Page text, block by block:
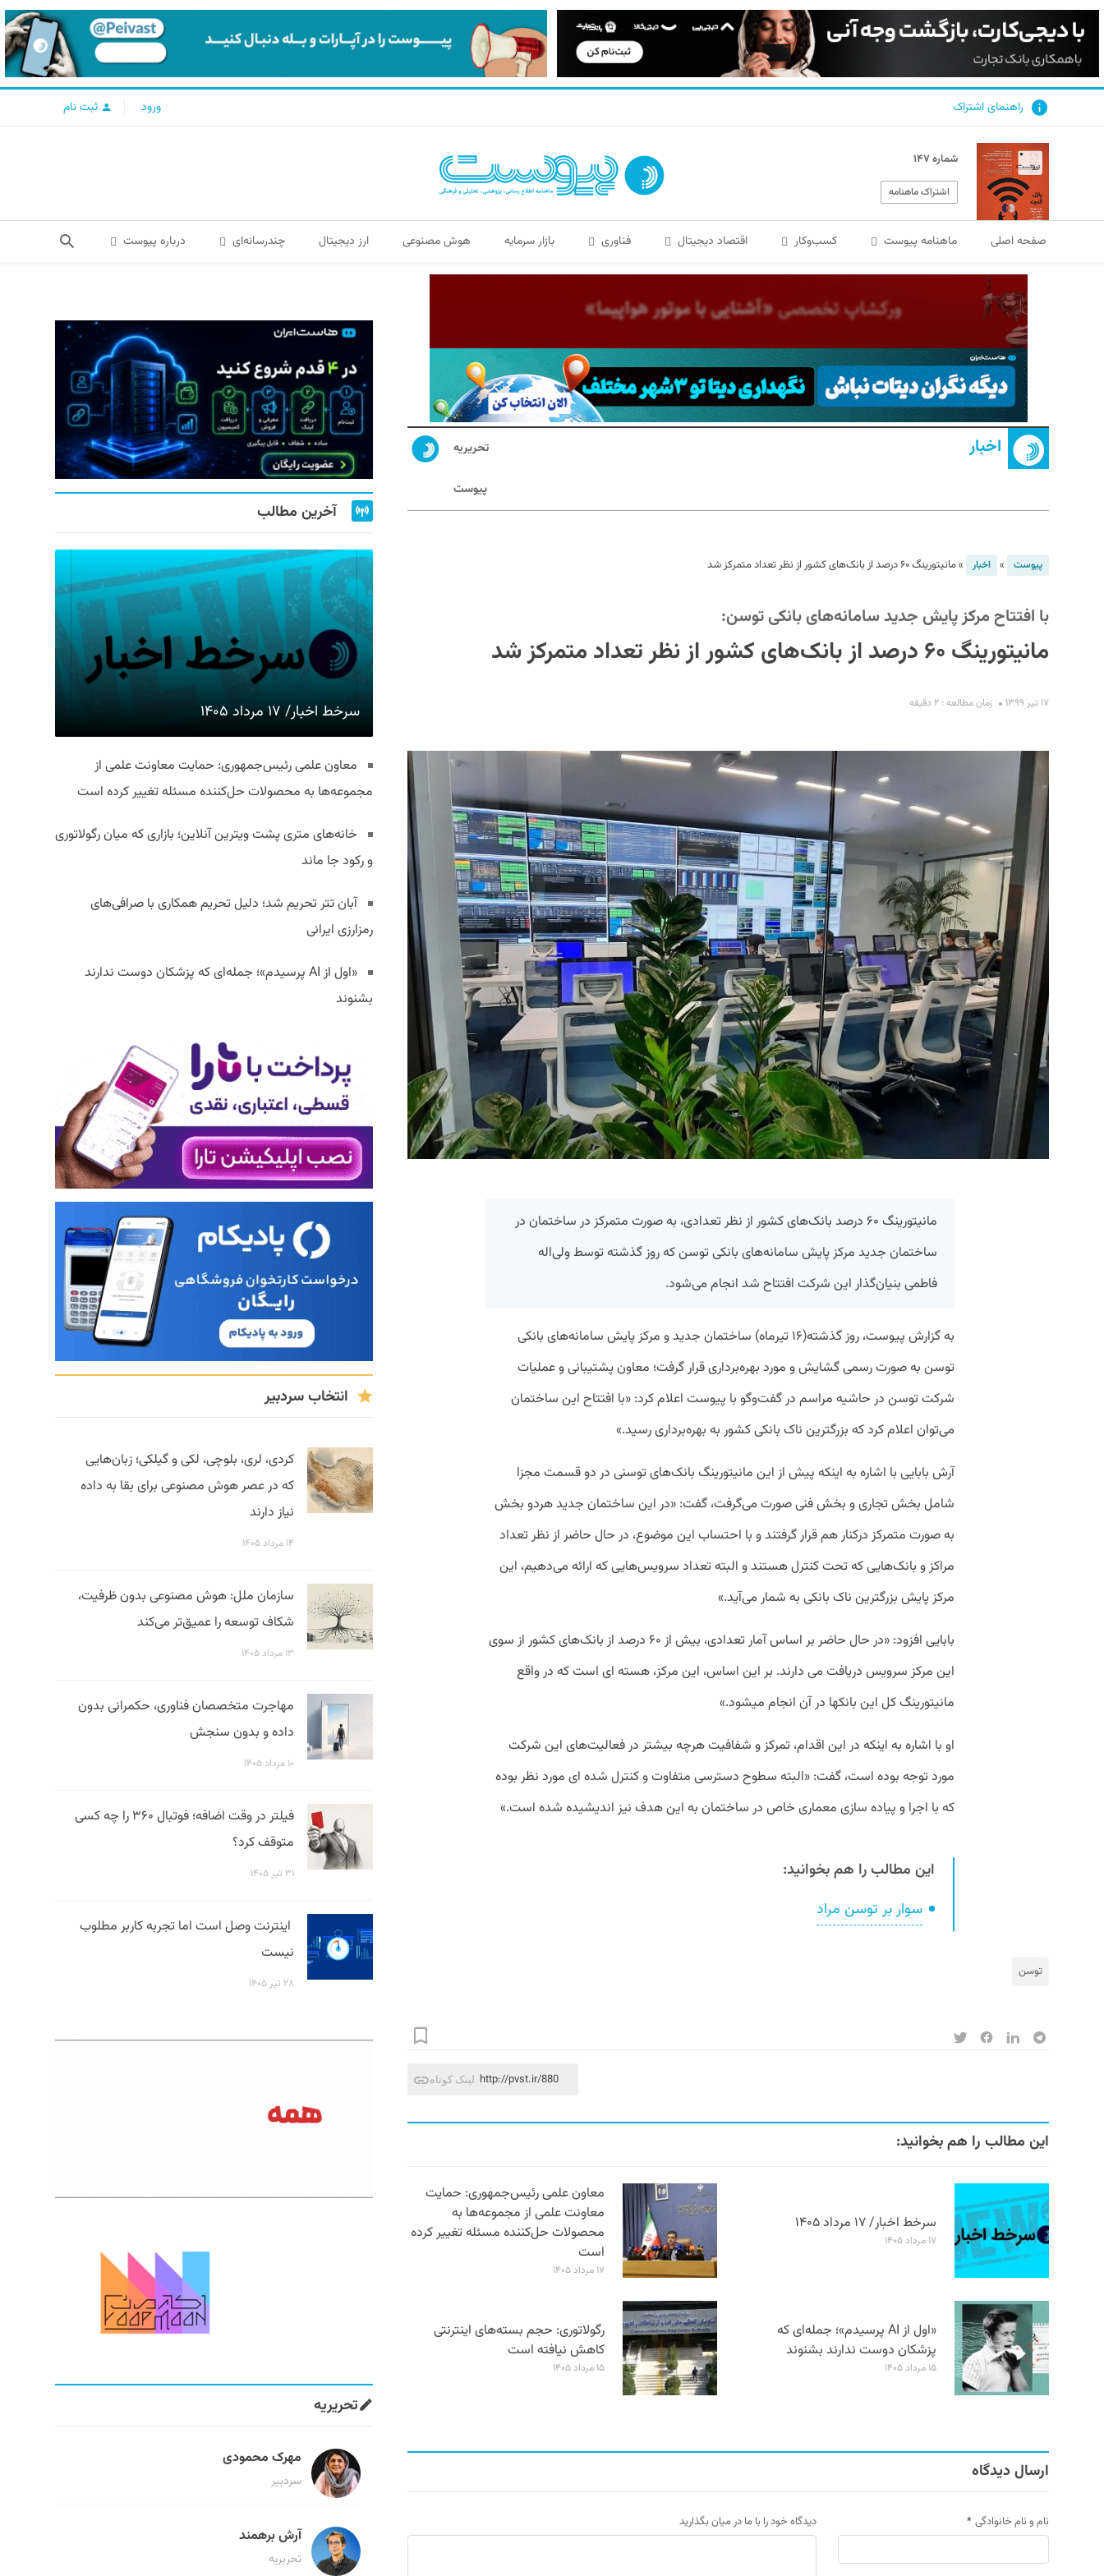
راهنمای اشتراک ورود ثبت نام
شماره ۱۴۷
اشتراک ماهنامه
صفحه اصلی ماهنامه پیوست کسب‌و‌کار اقتصاد دیجیتال فناوری بازار سرمایه هوش مصنوعی ارز دیجیتال چندرسانه‌ای درباره پیوست
اخبار تحریریه
پیوست
پیوست » اخبار »مانیتورینگ ۶۰ درصد از بانک‌های کشور از نظر تعداد متمرکز شد
با افتتاح مرکز پایش جدید سامانه‌های بانکی توسن:
مانیتورینگ ۶۰ درصد از بانک‌های کشور از نظر تعداد متمرکز شد
۱۷ تیر ۱۳۹۹ زمان مطالعه : ۲ دقیقه
مانیتورینگ ۶۰ درصد بانک‌های کشور از نظر تعدادی، به صورت متمرکز در ساختمان در
ساختمان جدید مرکز پایش سامانه‌های بانکی توسن که روز گذشته توسط ولی‌اله
فاطمی بنیان‌گذار این شرکت افتتاح شد انجام می‌شود.
به گزارش پیوست، روز گذشته(۱۶ تیرماه) ساختمان جدید و مرکز پایش سامانه‌های بانکی
توسن به صورت رسمی گشایش و مورد بهره‌برداری قرار گرفت؛ معاون پشتیبانی و عملیات
شرکت توسن در حاشیه مراسم در گفت‌وگو با پیوست اعلام کرد: «با افتتاح این ساختمان
می‌توان اعلام کرد که بزرگترین ناک بانکی کشور به بهره‌برداری رسید.»
آرش بابایی با اشاره به اینکه پیش از این مانیتورینگ بانک‌های توسنی در دو قسمت مجزا
شامل بخش تجاری و بخش فنی صورت می‌گرفت، گفت: «در این ساختمان جدید هردو بخش
به صورت متمرکز درکنار هم قرار گرفتند و با احتساب این موضوع، در حال حاضر از نظر تعداد
مراکز و بانک‌هایی که تحت کنترل هستند و البته تعداد سرویس‌هایی که ارائه می‌دهیم، این
مرکز پایش بزرگترین ناک بانکی به شمار می‌آید.»
بابایی افزود: «در حال حاضر بر اساس آمار تعدادی، بیش از ۶۰ درصد از بانک‌های کشور از سوی
این مرکز سرویس دریافت می دارند. بر این اساس، این مرکز، هسته ای است که در واقع
مانیتورینگ کل این بانکها در آن انجام می­شود.»
او با اشاره به اینکه در این اقدام، تمرکز و شفافیت هرچه بیشتر در فعالیت‌های این شرکت
مورد توجه بوده است، گفت: «البته سطوح دسترسی متفاوت و کنترل شده ای مورد نظر بوده
که با اجرا و پیاده سازی معماری خاص در ساختمان به این هدف نیز اندیشیده شده است.»
این مطالب را هم بخوانید:
سوار بر توسن مراد
توسن
لینک کوتاه http://pvst.ir/880
این مطالب را هم بخوانید:
سرخط اخبار/ ۱۷ مرداد ۱۴۰۵
۱۷ مرداد ۱۴۰۵
معاون علمی رئیس‌جمهوری: حمایت
معاونت علمی از مجموعه‌ها به
محصولات حل‌کننده مسئله تغییر کرده
است
۱۷ مرداد ۱۴۰۵
«اول از AI پرسیدم»؛ جمله‌ای که
پزشکان دوست ندارند بشنوند
۱۵ مرداد ۱۴۰۵
رگولاتوری: حجم بسته‌های اینترنتی
کاهش نیافته است
۱۵ مرداد ۱۴۰۵
ارسال دیدگاه
نام و نام خانوادگی * دیدگاه خود را با ما در میان بگذارید
آخرین مطالب
سرخط اخبار/ ۱۷ مرداد ۱۴۰۵
معاون علمی رئیس‌جمهوری: حمایت معاونت علمی از
مجموعه‌ها به محصولات حل‌کننده مسئله تغییر کرده است
خانه‌های متری پشت ویترین آنلاین؛ بازاری که میان رگولاتوری
و رکود جا ماند
آبان تتر تحریم شد؛ دلیل تحریم همکاری با صرافی‌های
رمزارزی ایرانی
«اول از AI پرسیدم»؛ جمله‌ای که پزشکان دوست ندارند
بشنوند
انتخاب سردبیر
کردی، لری، بلوچی، لکی و گیلکی؛ زبان‌هایی
که در عصر هوش مصنوعی برای بقا به داده
نیاز دارند
۱۴ مرداد ۱۴۰۵
سازمان ملل: هوش مصنوعی بدون ظرفیت،
شکاف توسعه را عمیق‌تر می‌کند
۱۳ مرداد ۱۴۰۵
مهاجرت متخصصان فناوری، حکمرانی بدون
داده و بدون سنجش
۱۰ مرداد ۱۴۰۵
فیلتر در وقت اضافه؛ فوتبال ۳۶۰ را چه کسی
متوقف کرد؟
۳۱ تیر ۱۴۰۵
اینترنت وصل است اما تجربه کاربر مطلوب
نیست
۲۸ تیر ۱۴۰۵
تحریریه
مهرک محمودی
سردبیر
آرش برهمند
تحریریه